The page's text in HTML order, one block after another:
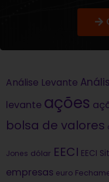
Análise Levante
levante ações
bolsa de valores
Jones dólar EECI EECI
empresas euro